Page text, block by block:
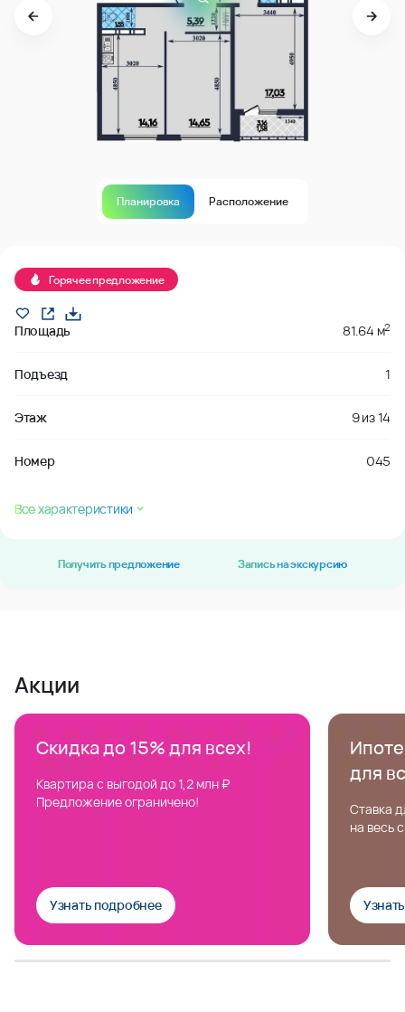
Планировка Расположение
Горячее предложение
Площадь 81.64 м2
Подъезд 1
Этаж 9из14
Номер 045
Все характеристики
Получить предложение Запись на экскурсию
Акции
Скидка до 15% для всех!
Квартира с выгодой до 1,2 млн ₽
Предложение ограничено!
Узнать подробнее
для
Ставка
на весь